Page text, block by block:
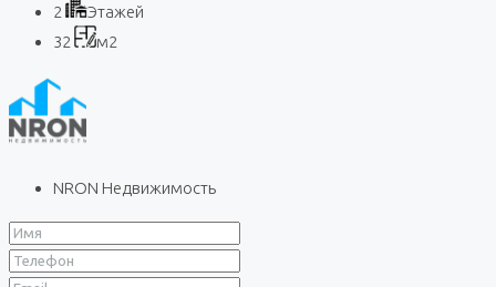
2
Этажей
32
м2
NRON Недвижимость